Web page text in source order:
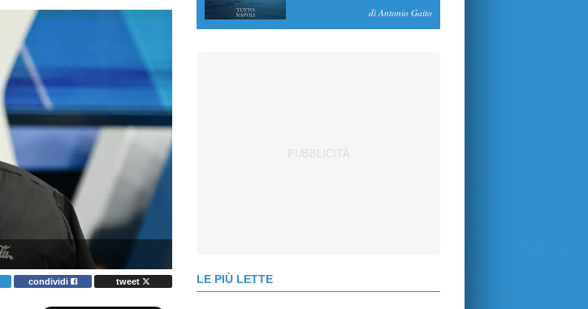
condividi tweet
SBLOCCANO ARRIVIdi Antonio Gaito
LE PIÙ LETTE